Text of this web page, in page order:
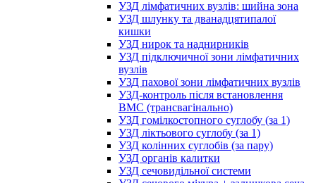
УЗД лімфатичних вузлів: шийна зона
УЗД шлунку та дванадцятипалої
кишки
УЗД нирок та наднирників
УЗД підключичної зони лімфатичних
вузлів
УЗД пахової зони лімфатичних вузлів
УЗД-контроль після встановлення
ВМС (трансвагінально)
УЗД гомілкостопного суглобу (за 1)
УЗД ліктьового суглобу (за 1)
УЗД колінних суглобів (за пару)
УЗД органів калитки
УЗД сечовидільної системи